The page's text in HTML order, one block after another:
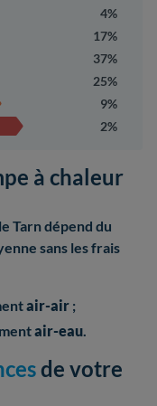
4%
17%
37%
25%
9%
2%
à chaleur
Tarn dépend du
sans les frais
air-air ;
air-eau.
de votre